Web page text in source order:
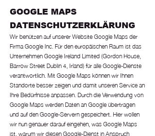
GOOGLE MAPS
DATENSCHUTZERKLÄRUNG
Wir benützen auf unserer Website Google Maps der
Firma Google Inc. Für den europäischen Raum ist das
Unternehmen Google Ireland Limited (Gordon House,
Barrow Street Dublin 4, Irland) für alle Google-Dienste
verantwortlich. Mit Google Maps können wir Ihnen
Standorte besser zeigen und damit unseren Service an
Ihre Bedürfnisse anpassen. Durch die Verwendung von
Google Maps werden Daten an Google übertragen
und auf den Google-Servern gespeichert. Hier wollen
wir nun genauer darauf eingehen, was Google Maps
ist, warum wir diesen Google-Dienst in Anspruch